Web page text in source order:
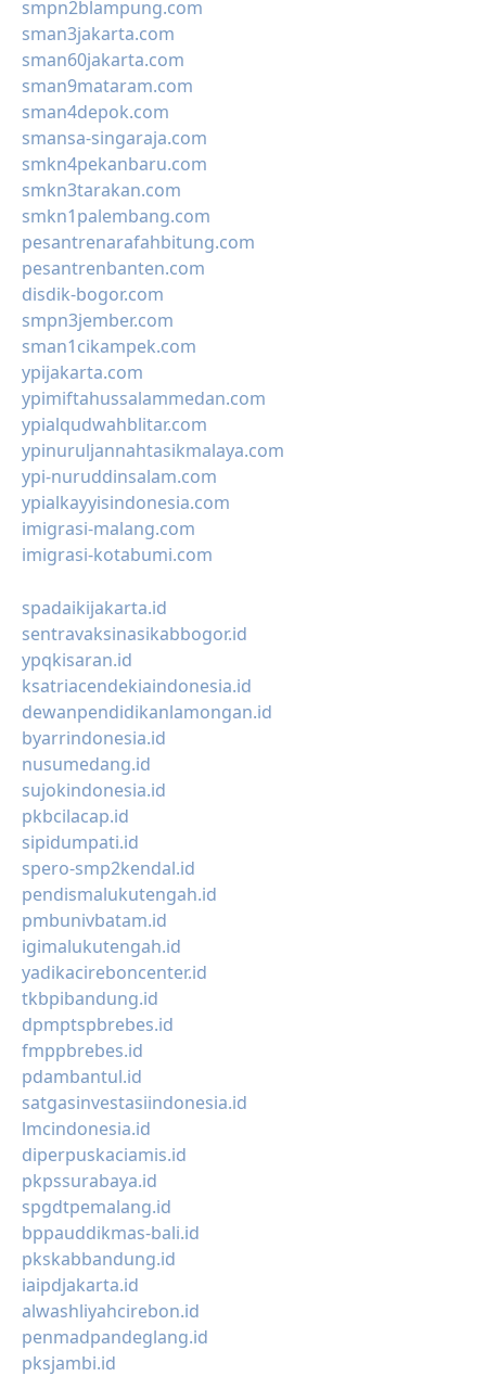
smpn2blampung.com
sman3jakarta.com
sman60jakarta.com
sman9mataram.com
sman4depok.com
smansa-singaraja.com
smkn4pekanbaru.com
smkn3tarakan.com
smkn1palembang.com
pesantrenarafahbitung.com
pesantrenbanten.com
disdik-bogor.com
smpn3jember.com
sman1cikampek.com
ypijakarta.com
ypimiftahussalammedan.com
ypialqudwahblitar.com
ypinuruljannahtasikmalaya.com
ypi-nuruddinsalam.com
ypialkayyisindonesia.com
imigrasi-malang.com
imigrasi-kotabumi.com
spadaikijakarta.id
sentravaksinasikabbogor.id
ypqkisaran.id
ksatriacendekiaindonesia.id
dewanpendidikanlamongan.id
byarrindonesia.id
nusumedang.id
sujokindonesia.id
pkbcilacap.id
sipidumpati.id
spero-smp2kendal.id
pendismalukutengah.id
pmbunivbatam.id
igimalukutengah.id
yadikacireboncenter.id
tkbpibandung.id
dpmptspbrebes.id
fmppbrebes.id
pdambantul.id
satgasinvestasiindonesia.id
lmcindonesia.id
diperpuskaciamis.id
pkpssurabaya.id
spgdtpemalang.id
bppauddikmas-bali.id
pkskabbandung.id
iaipdjakarta.id
alwashliyahcirebon.id
penmadpandeglang.id
pksjambi.id